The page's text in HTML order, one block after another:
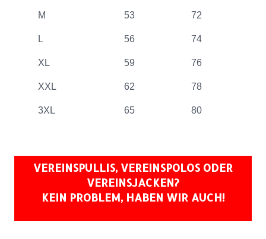
M 53 72
L 56 74
XL 59 76
XXL 62 78
3XL 65 80
VEREINSPULLIS, VEREINSPOLOS ODER
VEREINSJACKEN?
KEIN PROBLEM, HABEN WIR AUCH!